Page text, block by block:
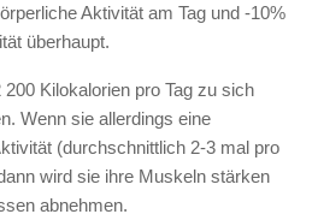
Aktivität am Tag und -10%
überhaupt.
Kilokalorien pro Tag zu sich
Wenn sie allerdings eine
(durchschnittlich 2-3 mal pro
wird sie ihre Muskeln stärken
abnehmen.